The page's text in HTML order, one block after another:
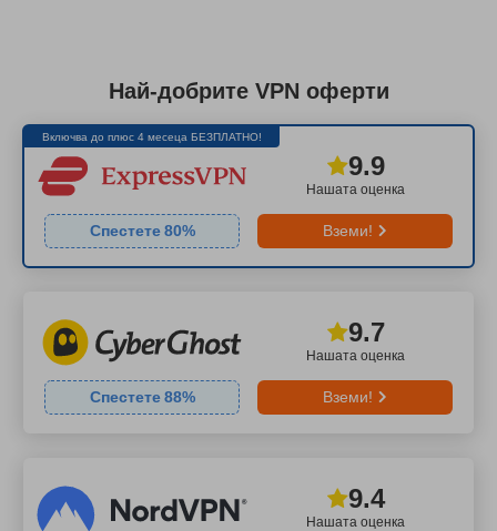
Най-добрите VPN оферти
Включва до плюс 4 месеца БЕЗПЛАТНО!
Нашата оценка
9.9
Спестете 80% Вземи!
Нашата оценка
9.7
Спестете 88% Вземи!
Нашата оценка
9.4